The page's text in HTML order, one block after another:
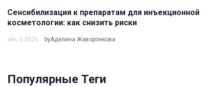
Сенсибилизация к препаратам для инъекционной
косметологии: как снизить риски
авг, 6 2026 byАделина Жаворонкова
Популярные Теги